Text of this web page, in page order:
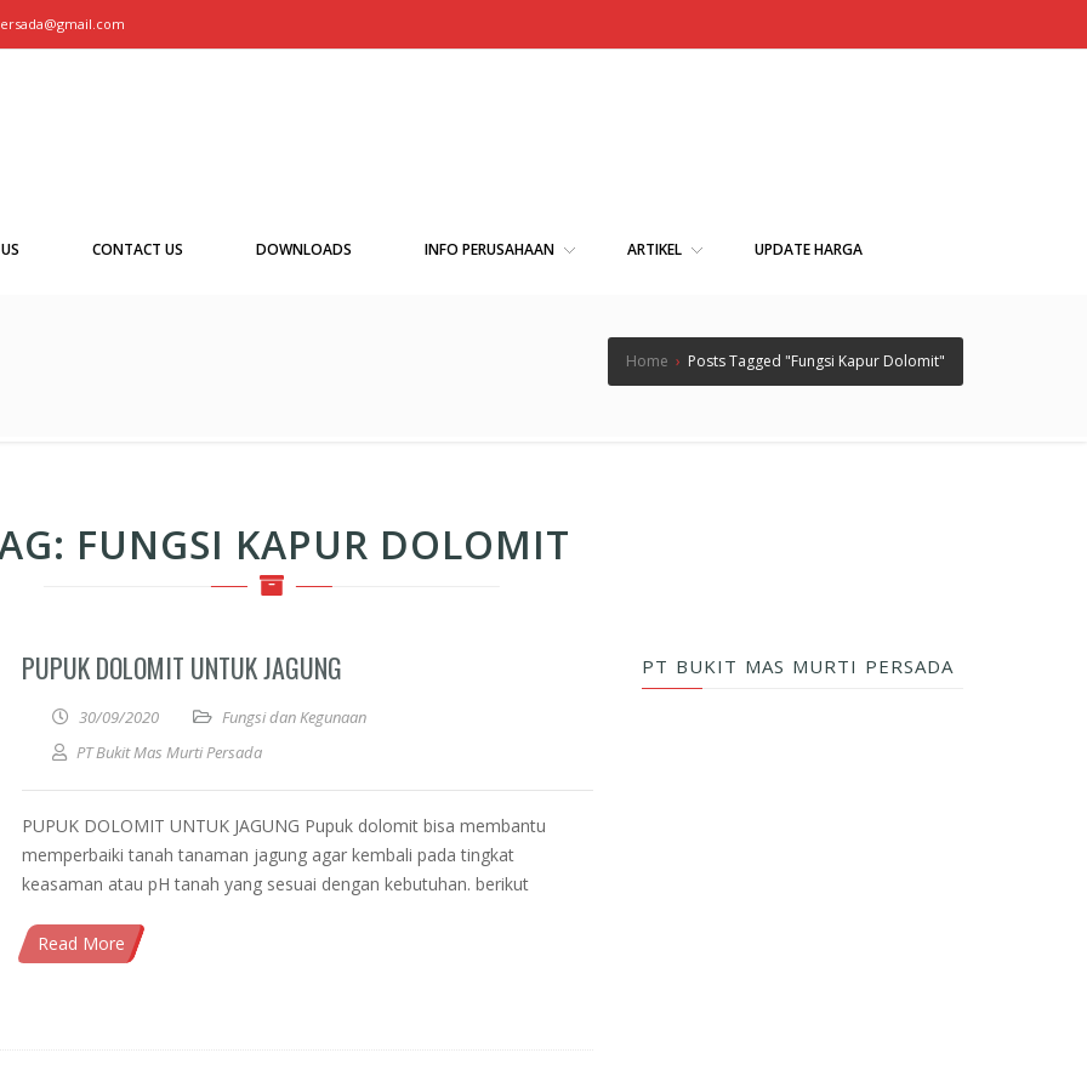
CONTACT US DOWNLOADS INFO PERUSAHAAN ARTIKEL UPDATE HARGA
Home › Posts Tagged "Fungsi Kapur Dolomit"
FUNGSI KAPUR DOLOMIT
PUPUK DOLOMIT UNTUK JAGUNG
30/09/2020
Fungsi dan Kegunaan
PT Bukit Mas Murti Persada
PUPUK DOLOMIT UNTUK JAGUNG Pupuk dolomit bisa membantu
memperbaiki tanah tanaman jagung agar kembali pada tingkat
keasaman atau pH tanah yang sesuai dengan kebutuhan. berikut
Read More
PT BUKIT MAS MURTI PERSADA